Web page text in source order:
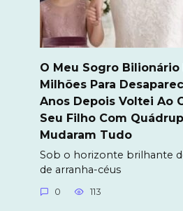
O Meu Sogro Bilionário
Milhões Para
Anos Depois Voltei Ao
Seu Filho Com
Mudaram Tudo
Sob o horizonte brilhante
de arranha-céus
0 113